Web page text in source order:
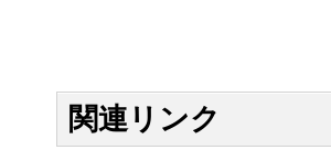
関連リンク